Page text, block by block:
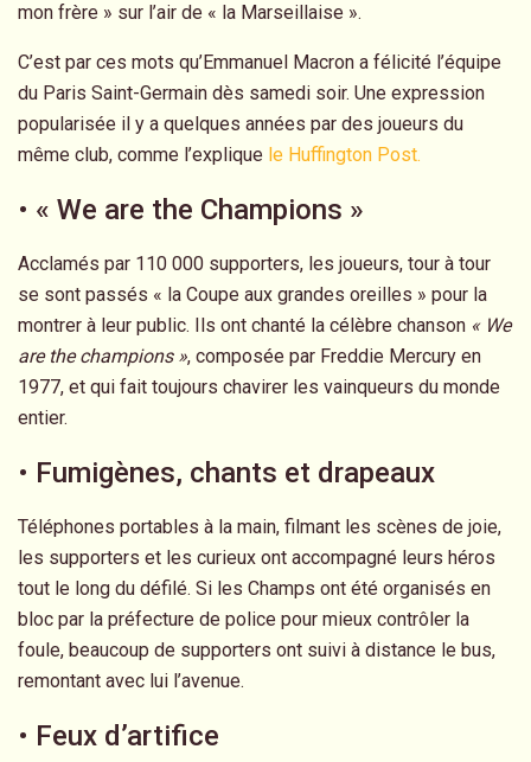
mon frère » sur l’air de « la Marseillaise ».
C’est par ces mots qu’Emmanuel Macron a félicité l’équipe
du Paris Saint-Germain dès samedi soir. Une expression
popularisée il y a quelques années par des joueurs du
même club, comme l’explique le Huffington Post.
• « We are the Champions »
Acclamés par 110 000 supporters, les joueurs, tour à tour
se sont passés « la Coupe aux grandes oreilles » pour la
montrer à leur public. Ils ont chanté la célèbre chanson « We
are the champions », composée par Freddie Mercury en
1977, et qui fait toujours chavirer les vainqueurs du monde
entier.
• Fumigènes, chants et drapeaux
Téléphones portables à la main, filmant les scènes de joie,
les supporters et les curieux ont accompagné leurs héros
tout le long du défilé. Si les Champs ont été organisés en
bloc par la préfecture de police pour mieux contrôler la
foule, beaucoup de supporters ont suivi à distance le bus,
remontant avec lui l’avenue.
• Feux d’artifice